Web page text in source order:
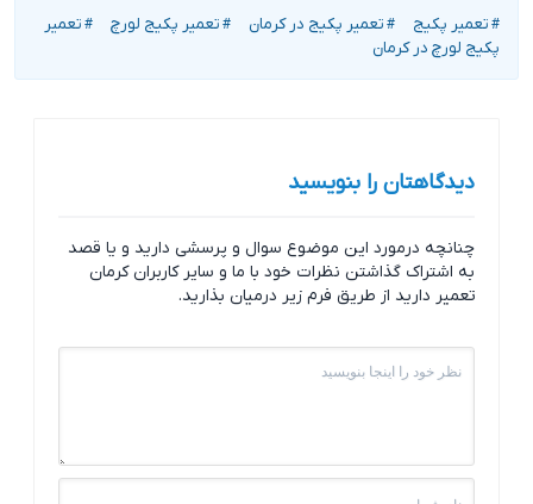
#تعمیر پکیج #تعمیر پکیج در کرمان #تعمیر پکیج لورچ #تعمیر
پکیج لورچ در کرمان
دیدگاهتان را بنویسید
چنانچه درمورد این موضوع سوال و پرسشی دارید و یا قصد
به اشتراک گذاشتن نظرات خود با ما و سایر کاربران کرمان
تعمیر دارید از طریق فرم زیر درمیان بذارید.